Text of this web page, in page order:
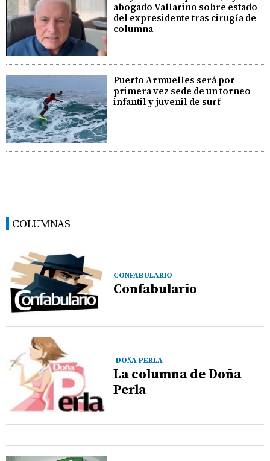
abogado Vallarino sobre estado
del expresidente tras cirugía de
columna
Puerto Armuelles será por
primera vez sede de un torneo
infantil y juvenil de surf
COLUMNAS
CONFABULARIO
Confabulario
DOÑA PERLA
La columna de Doña
Perla